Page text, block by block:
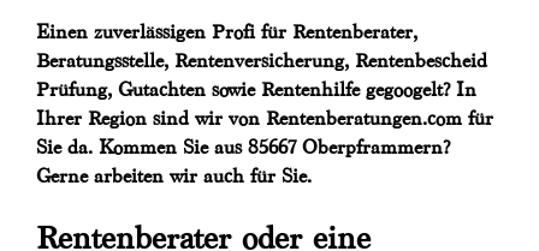
Einen zuverlässigen Profi für Rentenberater,
Beratungsstelle, Rentenversicherung, Rentenbescheid
Prüfung, Gutachten sowie Rentenhilfe gegoogelt? In
Ihrer Region sind wir von Rentenberatungen.com für
Sie da. Kommen Sie aus 85667 Oberpframmern?
Gerne arbeiten wir auch für Sie.
Rentenberater oder eine